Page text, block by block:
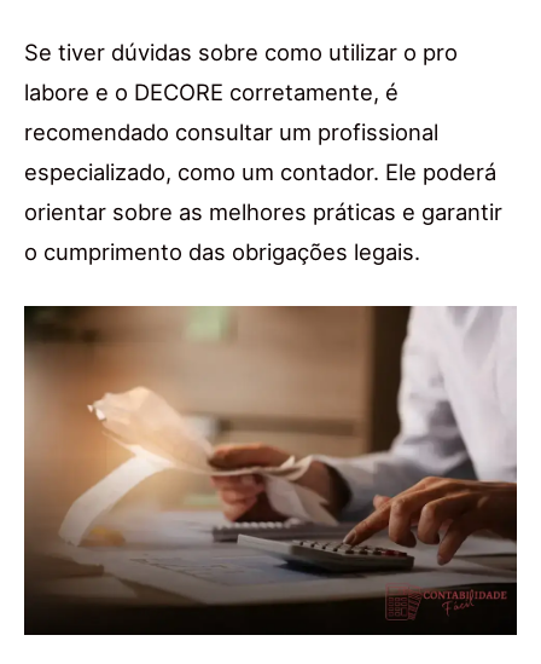
Se tiver dúvidas sobre como utilizar o pro
labore e o DECORE corretamente, é
recomendado consultar um profissional
especializado, como um contador. Ele poderá
orientar sobre as melhores práticas e garantir
o cumprimento das obrigações legais.